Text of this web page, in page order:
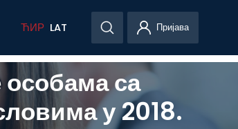
ЋИР LAT Пријава
са
у 2018.